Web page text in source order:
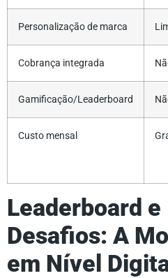
Personalização de marca
Cobrança integrada
Gamificação/Leaderboard
Custo mensal
Leaderboard e
Desafios: A
em Nível